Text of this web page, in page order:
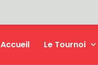
Accueil Le Tournoi